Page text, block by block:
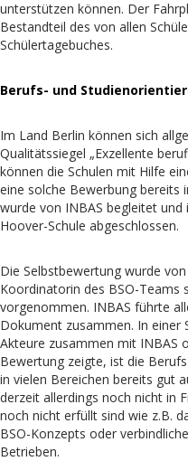
unterstützen können. Der
Bestandteil des von allen
Schülertagebuches.
Berufs- und
Im Land Berlin können sich
Qualitätssiegel „Exzellente
können die Schulen mit Hilfe
eine solche Bewerbung bereits
wurde von INBAS begleitet
Hoover-Schule abgeschlossen.
Die Selbstbewertung wurde
Koordinatorin des BSO-Teams
vorgenommen. INBAS führte
Dokument zusammen. In einer
Akteure zusammen mit INBAS
Bewertung zeigte, ist die
in vielen Bereichen bereits gut
derzeit allerdings noch nicht in
noch nicht erfüllt sind wie z.B.
BSO-Konzepts oder
Betrieben.